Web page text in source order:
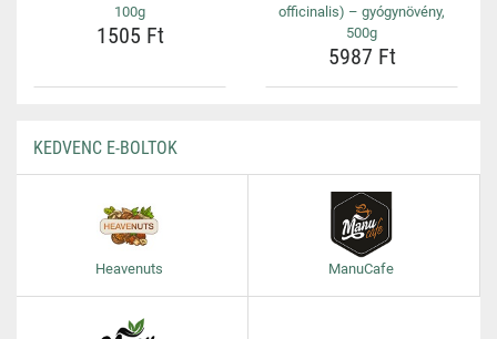
100g
1505 Ft
officinalis) – gyógynövény,
500g
5987 Ft
KEDVENC E-BOLTOK
Heavenuts ManuCafe